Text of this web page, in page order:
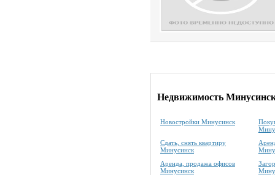
Недвижимость
Новостройки Минусинск
Сдать, снять квартиру
Минусинск
Аренда, продажа офисов
Минусинск